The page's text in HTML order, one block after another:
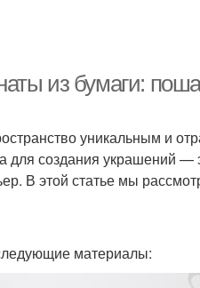
из бумаги:
уникальным и
для создания украшений
В этой статье мы
материалы: